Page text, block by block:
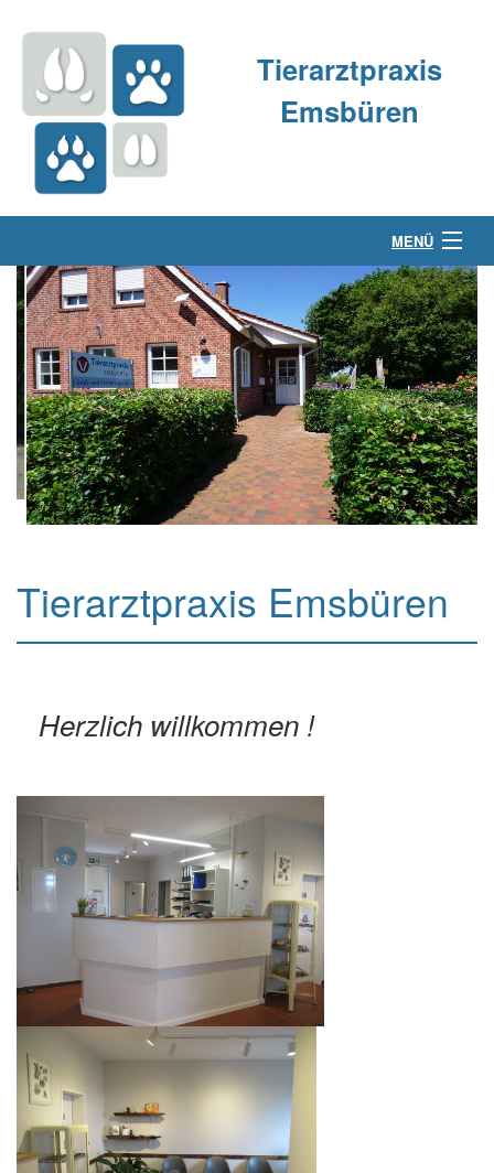
Tierarztpraxis
Emsbüren
MENÜ
Über uns
Kleintierpraxis
Großtierpraxis
Kontakt & Anfahrt
Tierarztpraxis Emsbüren
Herzlich willkommen !